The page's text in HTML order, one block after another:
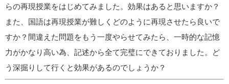
らの再現授業をはじめてみました。効果はあると思いますか？
また、国語は再現授業が難しくどのように再現させたら良いで
すか？間違えた問題をもう一度やらせてみたら、一時的な記憶
力がかなり高い為、記述から全て完璧にできておりました。ど
う深掘りして行くと効果があるのでしょうか？